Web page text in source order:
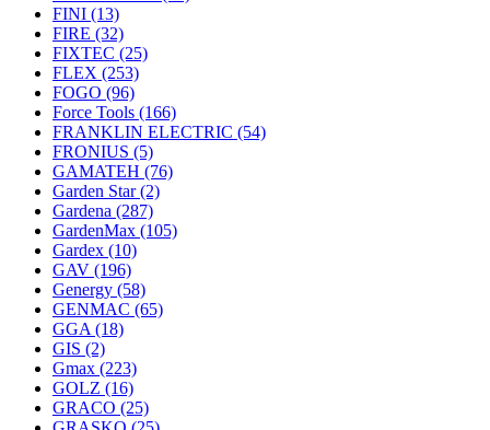
FINI (13)
FIRE (32)
FIXTEC (25)
FLEX (253)
FOGO (96)
Force Tools (166)
FRANKLIN ELECTRIC (54)
FRONIUS (5)
GAMATEH (76)
Garden Star(2)
Gardena (287)
GardenMax (105)
Gardex (10)
GAV (196)
Genergy (58)
GENMAC (65)
GGA (18)
GIS (2)
Gmax (223)
GOLZ (16)
GRACO (25)